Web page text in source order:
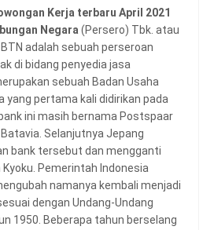
Kerja terbaru April 2021
Negara (Persero) Tbk. atau
adalah sebuah perseroan
di bidang penyedia jasa
sebuah Badan Usaha
yang pertama kali didirikan pada
ini masih bernama Postspaar
Selanjutnya Jepang
bank tersebut dan mengganti
Pemerintah Indonesia
namanya kembali menjadi
dengan Undang-Undang
1950. Beberapa tahun berselang